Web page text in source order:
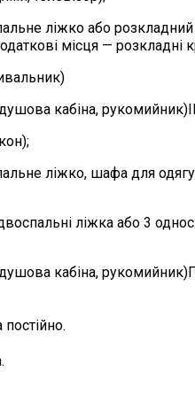
ліжко або
місця — розкладні
кабіна,
ліжко, шафа для
ліжка або 3
кабіна,